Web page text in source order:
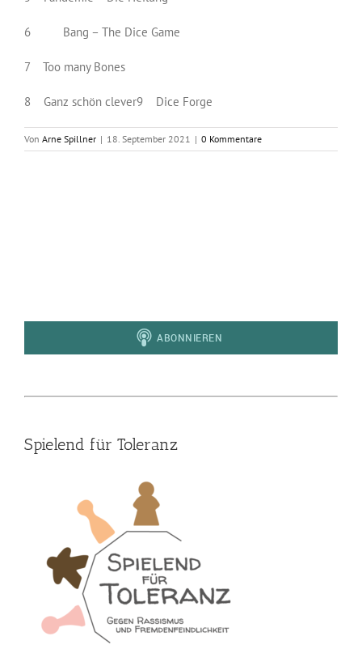
6 Bang – The Dice Game
7 Too many Bones
8 Ganz schön clever9 Dice Forge
Von Arne Spillner | 18. September 2021 | 0 Kommentare
Spielend für Toleranz